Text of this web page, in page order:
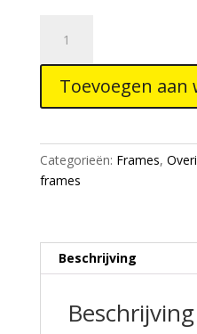
Frame
Pro
Raw
Fra-
012
aantal
Toevoegen aan
Categorieën: Frames,
frames
Beschrijving
Beschrijving